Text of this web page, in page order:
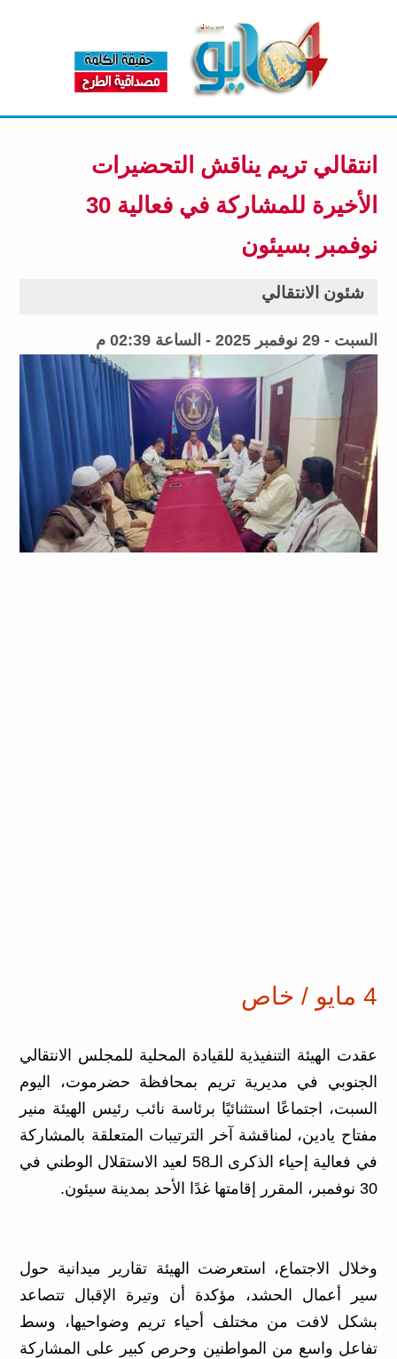
انتقالي تريم يناقش التحضيرات
الأخيرة للمشاركة في فعالية 30
نوفمبر بسيئون
شئون الانتقالي
السبت - 29 نوفمبر 2025 - الساعة 02:39 م
4 مايو / خاص
عقدت الهيئة التنفيذية للقيادة المحلية للمجلس الانتقالي
الجنوبي في مديرية تريم بمحافظة حضرموت، اليوم
السبت، اجتماعًا استثنائيًا برئاسة نائب رئيس الهيئة منير
مفتاح يادين، لمناقشة آخر الترتيبات المتعلقة بالمشاركة
في فعالية إحياء الذكرى الـ58 لعيد الاستقلال الوطني في
30 نوفمبر، المقرر إقامتها غدًا الأحد بمدينة سيئون.
وخلال الاجتماع، استعرضت الهيئة تقارير ميدانية حول
سير أعمال الحشد، مؤكدة أن وتيرة الإقبال تتصاعد
بشكل لافت من مختلف أحياء تريم وضواحيها، وسط
تفاعل واسع من المواطنين وحرص كبير على المشاركة